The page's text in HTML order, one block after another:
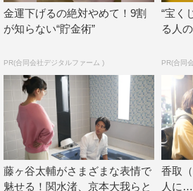
『ハマる男に蹴りたい女』京本大我 ©テレ
僕はラブコメの経験があまりなか
んと引っ張っていけるのかな」と
が、普段映画を撮っている方やラ
いろいろなジャンルで活躍されて
に撮影をしていく中で、「できな
という気持ちになりましたし、す
金運下げるの絶対やめて！9割
が知らない“貯金術”
PR(合同会社デジタルファーム )
“宝く
る人
PR(合同
藤ヶ谷太輔がさまざまな表情で
魅せる！関水渚、京本大我らと
香取
人に…